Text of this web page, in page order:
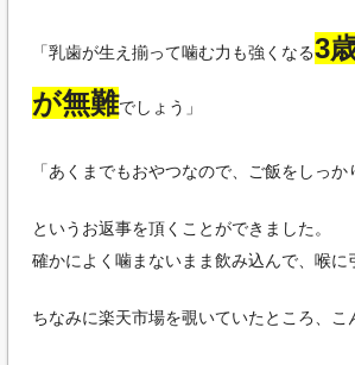
「乳歯が生え揃って噛む力も強くなる3
が無難でしょう」
「あくまでもおやつなので、ご飯をしっ
というお返事を頂くことができました。
確かによく噛まないまま飲み込んで、喉に
ちなみに楽天市場を覗いていたところ、こ